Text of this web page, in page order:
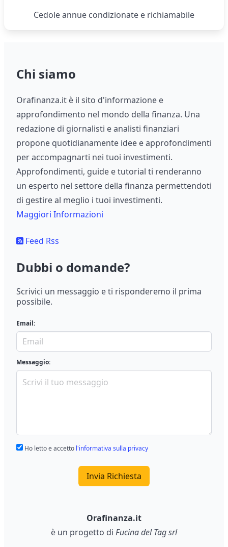
Cedole annue condizionate e richiamabile
Chi siamo
Orafinanza.it è il sito d'informazione e
approfondimento nel mondo della finanza. Una
redazione di giornalisti e analisti finanziari
propone quotidianamente idee e approfondimenti
per accompagnarti nei tuoi investimenti.
Approfondimenti, guide e tutorial ti renderanno
un esperto nel settore della finanza permettendoti
di gestire al meglio i tuoi investimenti.
Maggiori Informazioni
Feed Rss
Dubbi o domande?
Scrivici un messaggio e ti risponderemo il prima
possibile.
Email:
Messaggio:
Ho letto e accetto l'informativa sulla privacy
Invia Richiesta
Orafinanza.it
è un progetto di Fucina del Tag srl